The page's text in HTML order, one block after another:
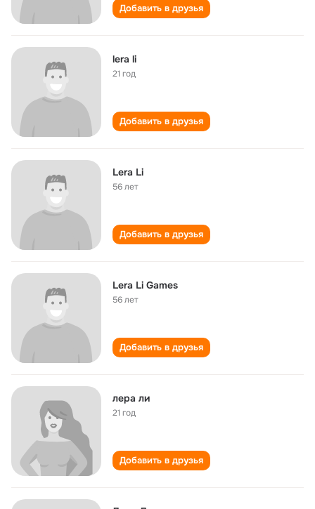
Добавить в друзья
lera li
21 год
Добавить в друзья
Lera Li
56 лет
Добавить в друзья
Lera Li Games
56 лет
Добавить в друзья
лера ли
21 год
Добавить в друзья